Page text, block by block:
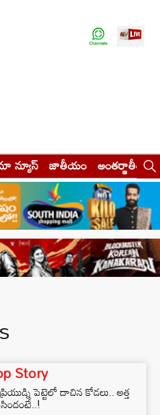
న్యూస్ జాతీయం అంతర్జాతీయం
Story
పెట్టెలో దాచిన కోడలు.. అత్త